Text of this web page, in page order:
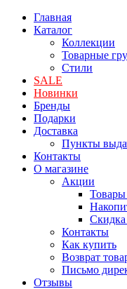
Главная
Каталог
Коллекции
Товарные
Стили
SALE
Новинки
Бренды
Подарки
Доставка
Пункты
Контакты
О магазине
Акции
Контакты
Как купить
Возврат
Письмо
Отзывы